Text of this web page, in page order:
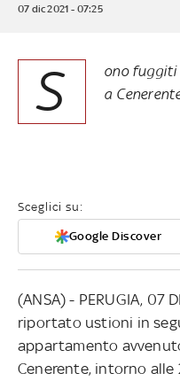
07 dic 2021 - 07:25
S
ono fuggiti
a
Sceglici su:
Google Discover
(ANSA) - PERUGIA, 07
riportato ustioni in
appartamento
Cenerente, intorno alle